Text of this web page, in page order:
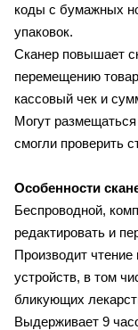
коды с бумажных
упаковок.
Сканер повышает
перемещению
кассовый чек и
Могут
смогли проверить
Особенности
Беспроводной,
редактировать и
Производит
устройств, в том
бликующих
Выдерживает 9